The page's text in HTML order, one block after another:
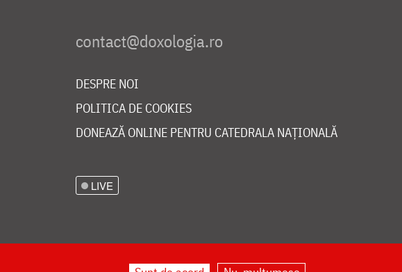
DESPRE NOI
POLITICA DE COOKIES
DONEAZĂ ONLINE PENTRU CATEDRALA NAȚIONALĂ
LIVE